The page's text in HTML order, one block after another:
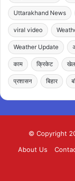
Uttarakhand News
viral video
Weather Update
काम क्रिकेट खेल
प्रशासन बिहार
© Copyright
About Us